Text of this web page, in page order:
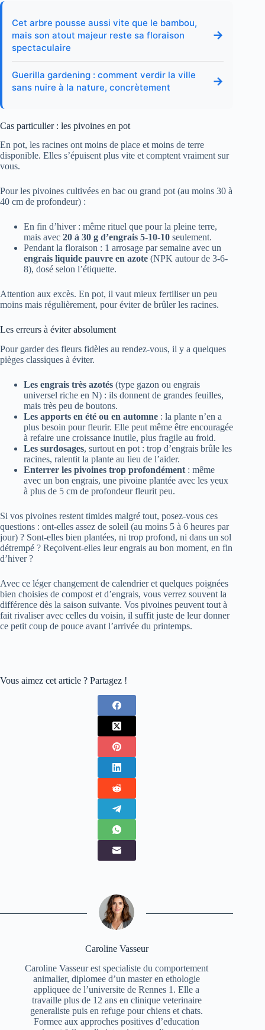
Cet arbre pousse aussi vite que le bambou,
mais son atout majeur reste sa floraison
spectaculaire
→
Guerilla gardening : comment verdir la ville
sans nuire à la nature, concrètement
→
Cas particulier : les pivoines en pot
En pot, les racines ont moins de place et moins de terre
disponible. Elles s’épuisent plus vite et comptent vraiment sur
vous.
Pour les pivoines cultivées en bac ou grand pot (au moins 30 à
40 cm de profondeur) :
En fin d’hiver : même rituel que pour la pleine terre,
mais avec 20 à 30 g d’engrais 5-10-10 seulement.
Pendant la floraison : 1 arrosage par semaine avec un
engrais liquide pauvre en azote (NPK autour de 3-6-
8), dosé selon l’étiquette.
Attention aux excès. En pot, il vaut mieux fertiliser un peu
moins mais régulièrement, pour éviter de brûler les racines.
Les erreurs à éviter absolument
Pour garder des fleurs fidèles au rendez-vous, il y a quelques
pièges classiques à éviter.
Les engrais très azotés (type gazon ou engrais
universel riche en N) : ils donnent de grandes feuilles,
mais très peu de boutons.
Les apports en été ou en automne : la plante n’en a
plus besoin pour fleurir. Elle peut même être encouragée
à refaire une croissance inutile, plus fragile au froid.
Les surdosages, surtout en pot : trop d’engrais brûle les
racines, ralentit la plante au lieu de l’aider.
Enterrer les pivoines trop profondément : même
avec un bon engrais, une pivoine plantée avec les yeux
à plus de 5 cm de profondeur fleurit peu.
Si vos pivoines restent timides malgré tout, posez-vous ces
questions : ont‑elles assez de soleil (au moins 5 à 6 heures par
jour) ? Sont‑elles bien plantées, ni trop profond, ni dans un sol
détrempé ? Reçoivent‑elles leur engrais au bon moment, en fin
d’hiver ?
Avec ce léger changement de calendrier et quelques poignées
bien choisies de compost et d’engrais, vous verrez souvent la
différence dès la saison suivante. Vos pivoines peuvent tout à
fait rivaliser avec celles du voisin, il suffit juste de leur donner
ce petit coup de pouce avant l’arrivée du printemps.
Vous aimez cet article ? Partagez !
Caroline Vasseur
Caroline Vasseur est specialiste du comportement
animalier, diplomee d’un master en ethologie
appliquee de l’universite de Rennes 1. Elle a
travaille plus de 12 ans en clinique veterinaire
generaliste puis en refuge pour chiens et chats.
Formee aux approches positives d’education